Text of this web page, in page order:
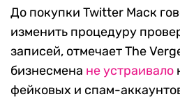
До покупки Twitter Маск
изменить процедуру
записей, отмечает The
бизнесмена не устраивало
фейковых и спам-